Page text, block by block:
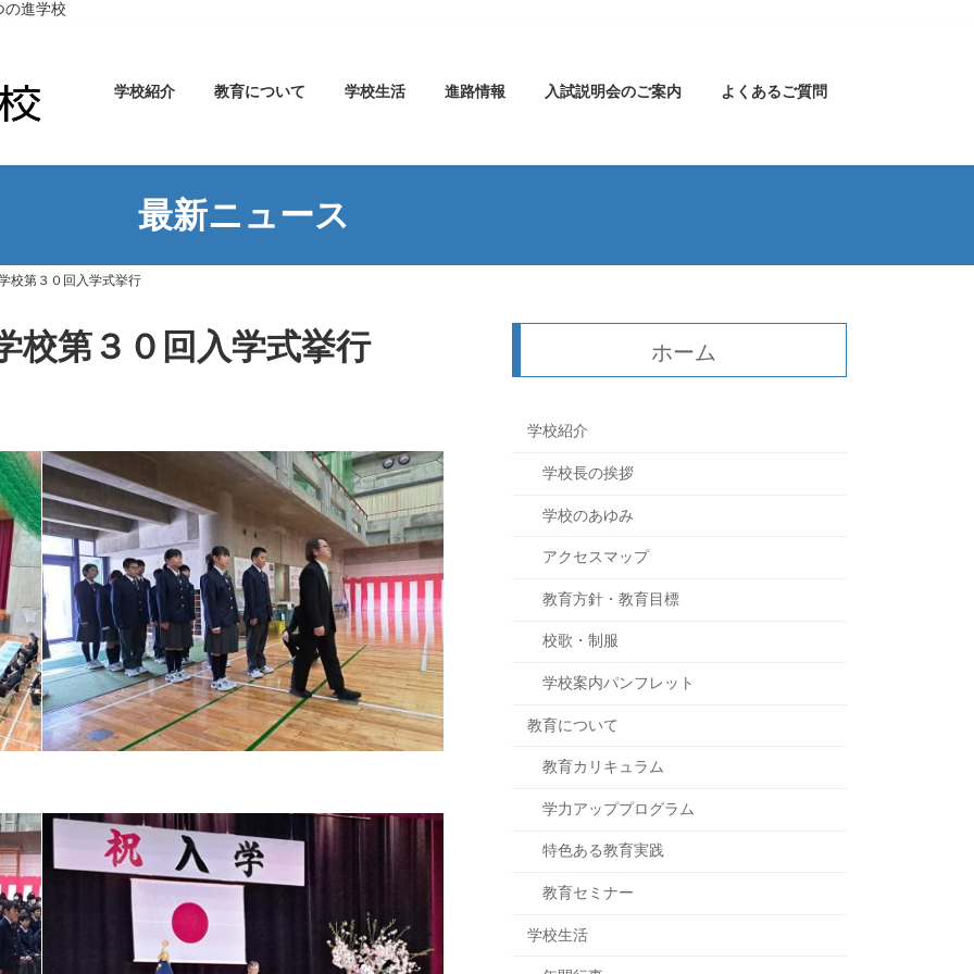
の進学校
学校紹介 教育について 学校生活 進路情報 入試説明会のご案内 よくあるご質問
最新ニュース
校第３０回入学式挙行
校第３０回入学式挙行 ホーム
学校紹介
学校長の挨拶
学校のあゆみ
アクセスマップ
教育方針・教育目標
校歌・制服
学校案内パンフレット
教育について
教育カリキュラム
学力アッププログラム
特色ある教育実践
教育セミナー
学校生活